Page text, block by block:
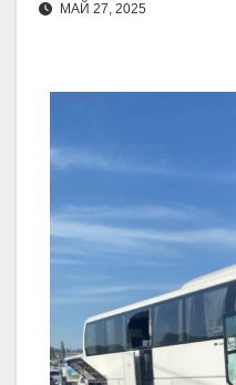
МАЙ 27, 2025